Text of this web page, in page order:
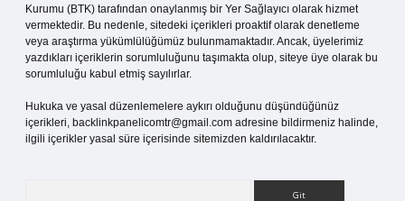
Kurumu (BTK) tarafından onaylanmış bir Yer Sağlayıcı olarak hizmet
vermektedir. Bu nedenle, sitedeki içerikleri proaktif olarak denetleme
veya araştırma yükümlülüğümüz bulunmamaktadır. Ancak, üyelerimiz
yazdıkları içeriklerin sorumluluğunu taşımakta olup, siteye üye olarak bu
sorumluluğu kabul etmiş sayılırlar.
Hukuka ve yasal düzenlemelere aykırı olduğunu düşündüğünüz
içerikleri, backlinkpanelicomtr@gmail.com adresine bildirmeniz halinde,
ilgili içerikler yasal süre içerisinde sitemizden kaldırılacaktır.